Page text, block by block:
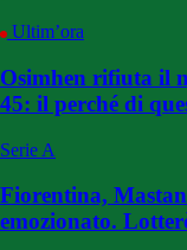
Ultim’ora
Osimhen rifiuta il
45: il perché di
Serie A
Fiorentina,
emozionato.